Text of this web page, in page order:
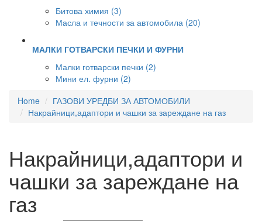
Битова химия (3)
Масла и течности за автомобила (20)
МАЛКИ ГОТВАРСКИ ПЕЧКИ И ФУРНИ
Малки готварски печки (2)
Мини ел. фурни (2)
Home
ГАЗОВИ УРЕДБИ ЗА АВТОМОБИЛИ
Накрайници,адаптори и чашки за зареждане на газ
Накрайници,адаптори и
чашки за зареждане на
газ